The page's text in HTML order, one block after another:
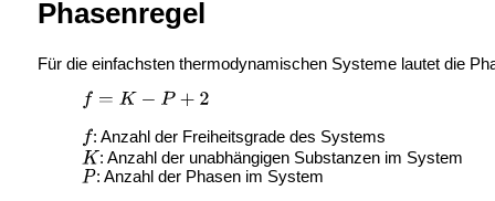
Phasenregel
Für die einfachsten thermodynamischen Systeme lautet die
: Anzahl der Freiheitsgrade des Systems
: Anzahl der unabhängigen Substanzen im System
: Anzahl der Phasen im System